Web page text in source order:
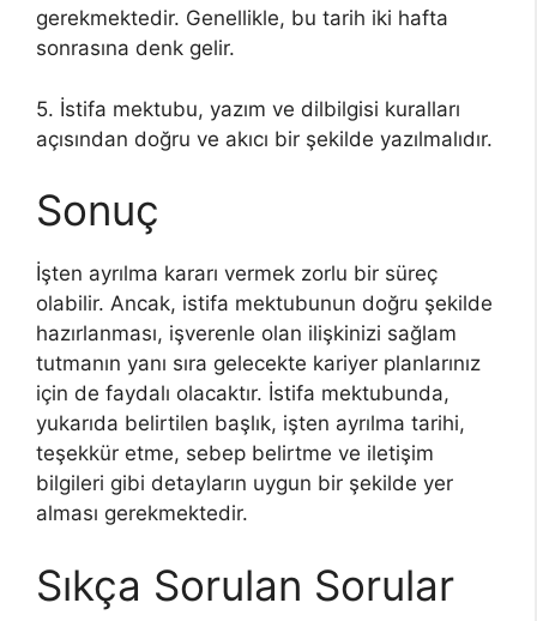
gerekmektedir. Genellikle, bu tarih iki hafta
sonrasına denk gelir.
5. İstifa mektubu, yazım ve dilbilgisi kuralları
açısından doğru ve akıcı bir şekilde yazılmalıdır.
Sonuç
İşten ayrılma kararı vermek zorlu bir süreç
olabilir. Ancak, istifa mektubunun doğru şekilde
hazırlanması, işverenle olan ilişkinizi sağlam
tutmanın yanı sıra gelecekte kariyer planlarınız
için de faydalı olacaktır. İstifa mektubunda,
yukarıda belirtilen başlık, işten ayrılma tarihi,
teşekkür etme, sebep belirtme ve iletişim
bilgileri gibi detayların uygun bir şekilde yer
alması gerekmektedir.
Sıkça Sorulan Sorular